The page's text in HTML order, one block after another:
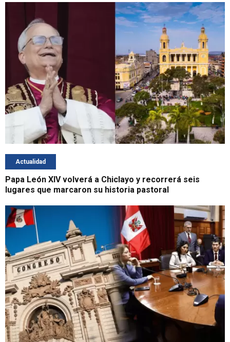
Actualidad
Papa León XIV volverá a Chiclayo y recorrerá seis
lugares que marcaron su historia pastoral